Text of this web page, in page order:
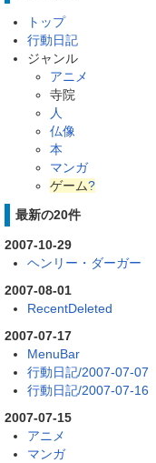
トップ
行動日記
ジャンル
アニメ
寺院
人
仏像
本
マンガ
ゲーム?
最新の20件
2007-10-29
ヘンリー・ダーガー
2007-08-01
RecentDeleted
2007-07-17
MenuBar
行動日記/2007-07-07
行動日記/2007-07-16
2007-07-15
アニメ
マンガ